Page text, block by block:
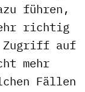
führen,
richtig
Zugriff auf
mehr
Fällen